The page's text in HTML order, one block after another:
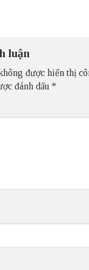
luận
được hiển thị
đánh dấu *